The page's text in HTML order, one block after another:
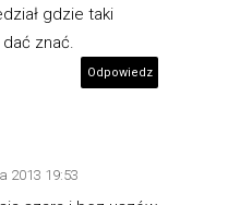
gdzie taki
znać.
Odpowiedz
2013 19:53